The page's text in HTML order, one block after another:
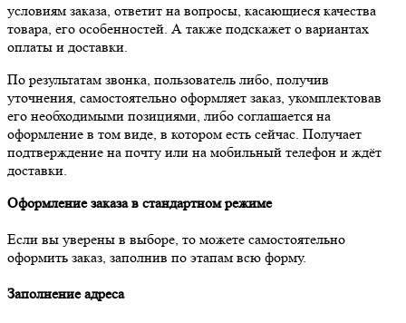
условиям заказа, ответит на вопросы, касающиеся качества
товара, его особенностей. А также подскажет о вариантах
оплаты и доставки.
По результатам звонка, пользователь либо, получив
уточнения, самостоятельно оформляет заказ, укомплектовав
его необходимыми позициями, либо соглашается на
оформление в том виде, в котором есть сейчас. Получает
подтверждение на почту или на мобильный телефон и ждёт
доставки.
Оформление заказа в стандартном режиме
Если вы уверены в выборе, то можете самостоятельно
оформить заказ, заполнив по этапам всю форму.
Заполнение адреса